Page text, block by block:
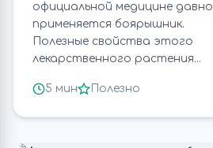
официальной медицине давно
применяется боярышник.
Полезные свойства этого
лекарственного растения...
5 мин Полезно